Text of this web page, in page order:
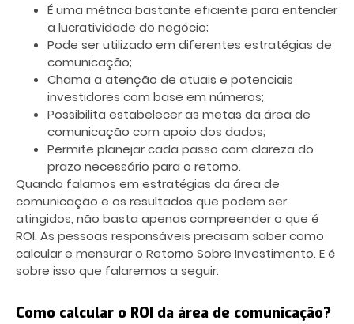
É uma métrica bastante eficiente para entender
a lucratividade do negócio;
Pode ser utilizado em diferentes estratégias de
comunicação;
Chama a atenção de atuais e potenciais
investidores com base em números;
Possibilita estabelecer as metas da área de
comunicação com apoio dos dados;
Permite planejar cada passo com clareza do
prazo necessário para o retorno.
Quando falamos em estratégias da área de
comunicação e os resultados que podem ser
atingidos, não basta apenas compreender o que é
ROI. As pessoas responsáveis precisam saber como
calcular e mensurar o Retorno Sobre Investimento. E é
sobre isso que falaremos a seguir.
Como calcular o ROI da área de comunicação?